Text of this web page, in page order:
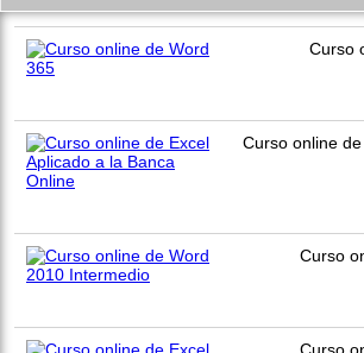
Curso
Curso online
Curso
Curso